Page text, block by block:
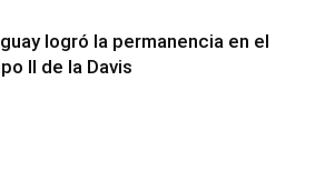
logró la permanencia en el
II de la Davis